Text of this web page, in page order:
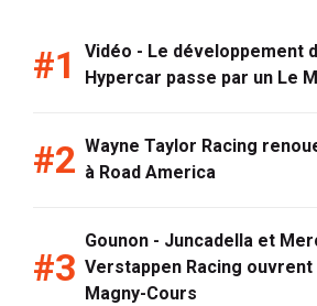
Vidéo - Le développement
Hypercar passe par un Le
Wayne Taylor Racing
à Road America
Gounon - Juncadella et
Verstappen Racing
Magny-Cours